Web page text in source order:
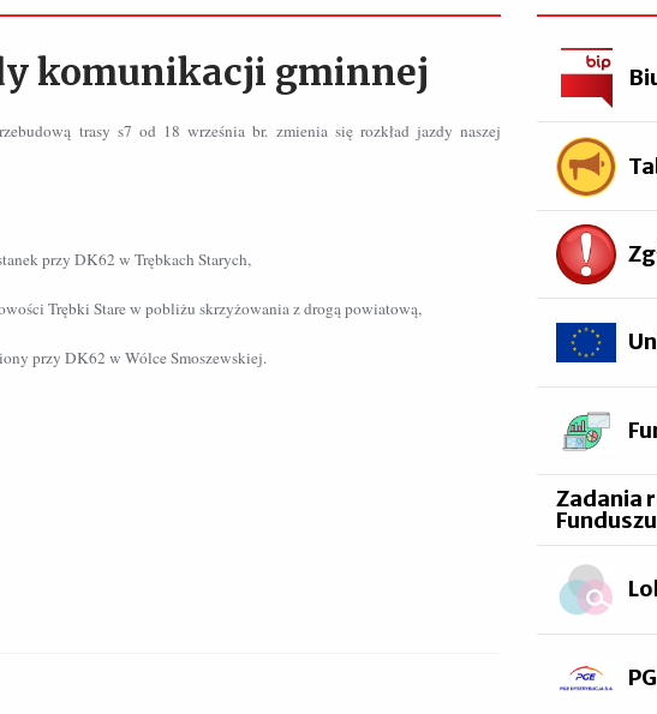
komunikacji gminnej
trasy s7 od 18 września br. zmienia się rozkład jazdy naszej
przy DK62 w Trębkach Starych,
Trębki Stare w pobliżu skrzyżowania z drogą powiatową,
przy DK62 w Wólce Smoszewskiej.
Zadania